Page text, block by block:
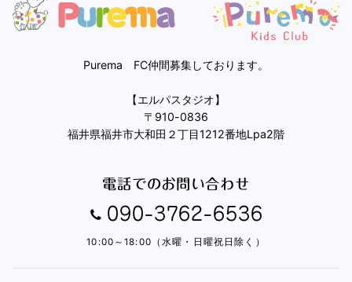
Purema FC仲間募集しております。
【エルパスタジオ】
〒910-0836
福井県福井市大和田２丁目1212番地Lpa2階
電話でのお問い合わせ
090-3762-6536
10:00～18:00（水曜・日曜祝日除く）